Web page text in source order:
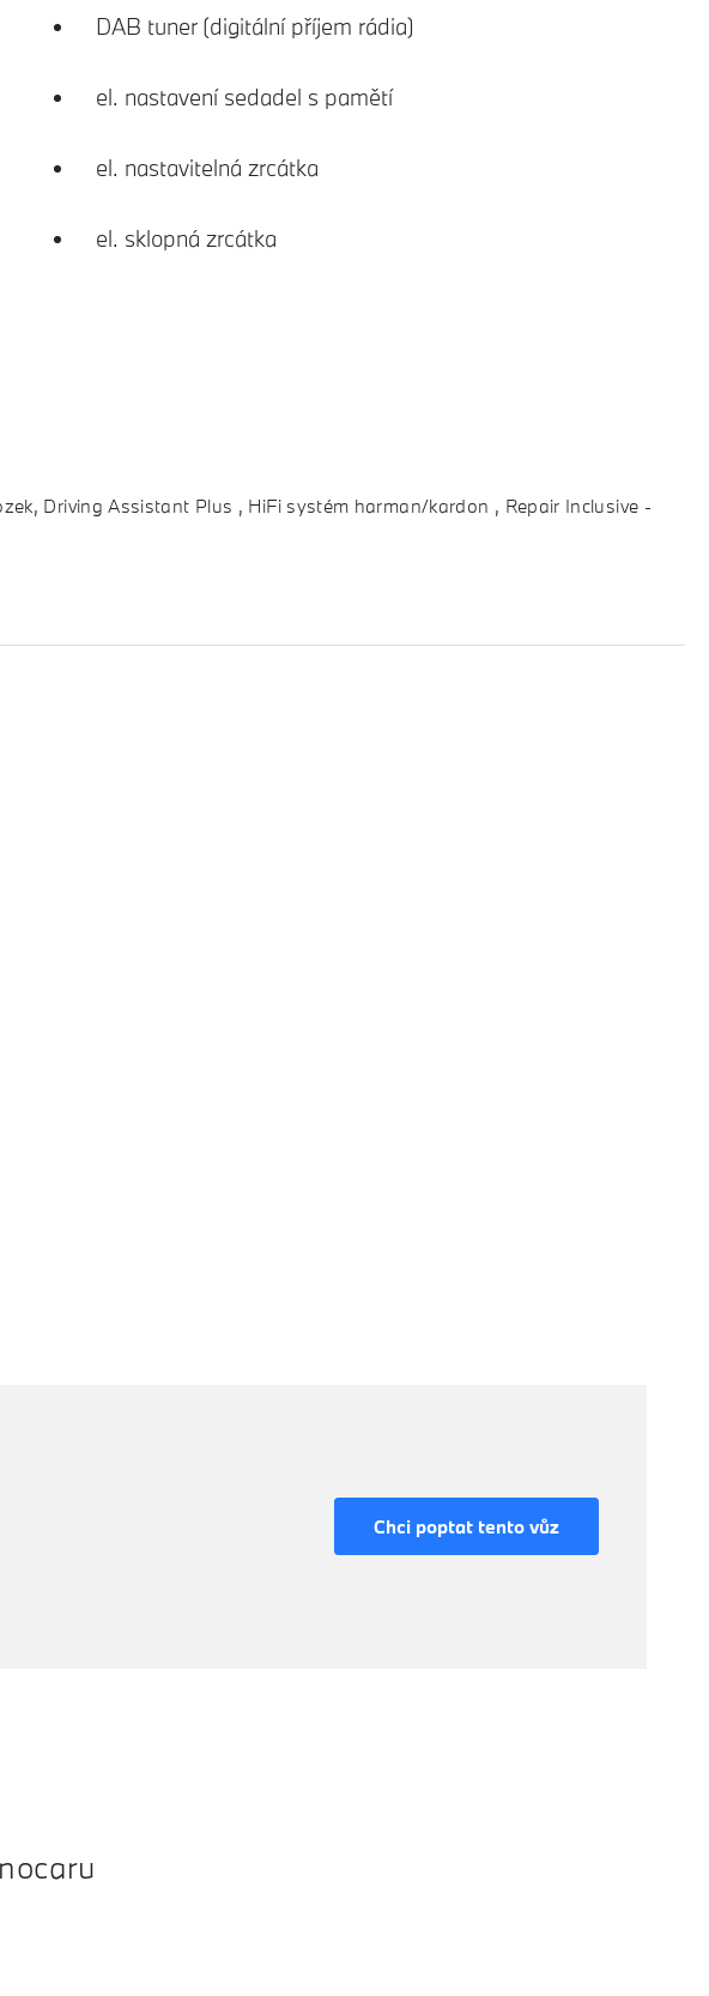
DAB tuner (digitální příjem rádia)
el. nastavení sedadel s pamětí
el. nastavitelná zrcátka
el. sklopná zrcátka
Driving Assistant Plus , HiFi systém harman/kardon , Repair Inclusive -
Chci poptat tento vůz